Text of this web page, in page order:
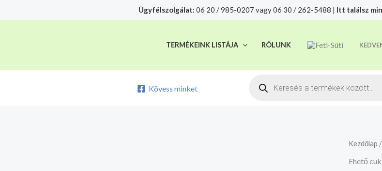
to
Ügyfélszolgálat: 06 20 / 985-0207 vagy 06 30 / 262-5488 | Itt találsz
TERMÉKEINK LISTÁJA RÓLUNK
Kövess minket
Products
Kezdőlap /
Ehető
Mini
ropogós
A mélyhűtött termékeket csakis saját felelősségre adjuk át